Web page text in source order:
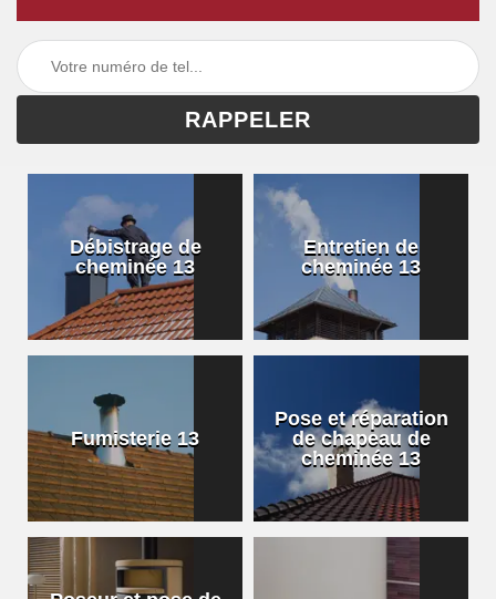
Débistrage de
cheminée 13
Entretien de
cheminée 13
Fumisterie 13
Pose et réparation
de chapeau de
cheminée 13